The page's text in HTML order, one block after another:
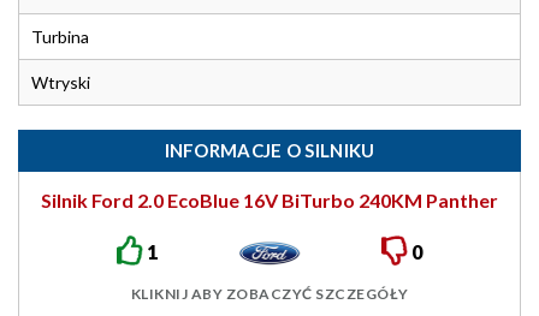
Turbina
Wtryski
INFORMACJE O SILNIKU
Silnik Ford 2.0 EcoBlue 16V BiTurbo 240KM Panther
1 0
KLIKNIJ ABY ZOBACZYĆ SZCZEGÓŁY